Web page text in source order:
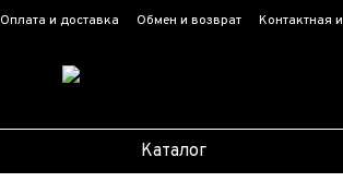
Оплата и доставка Обмен и возврат Контактная
Каталог